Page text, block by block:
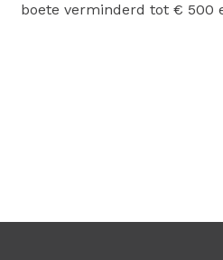
boete verminderd tot € 500